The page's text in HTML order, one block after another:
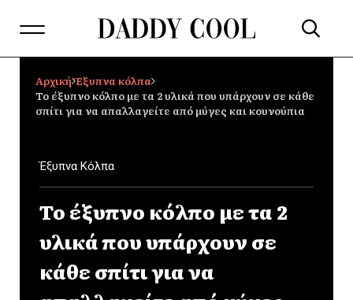
Αρχική Έξυπνα κόλπα
Το έξυπνο κόλπο με τα 2 υλικά που υπάρχουν σε κάθε
σπίτι για να απαλλαγείτε από μύγες και κουνούπια
Έξυπνα Κόλπα
Το έξυπνο κόλπο με τα 2
υλικά που υπάρχουν σε
κάθε σπίτι για να